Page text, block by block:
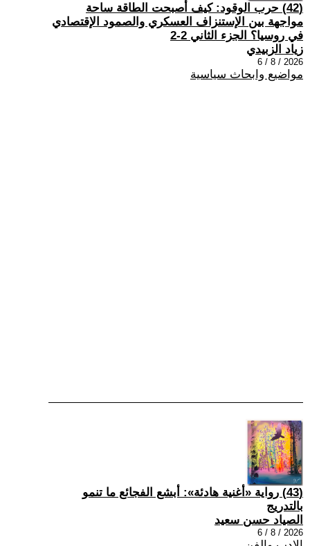
(42) حرب الوقود: كيف أصبحت الطاقة ساحة
مواجهة بين الإستنزاف العسكري والصمود الإقتصادي
في روسيا؟ الجزء الثاني 2-2
زياد الزبيدي
2026 / 8 / 6
مواضيع وابحاث سياسية
(43) رواية «أغنية هادئة»: أبشع الفجائع ما تنمو
بالتدريج
الصياد حسن سعيد
2026 / 8 / 6